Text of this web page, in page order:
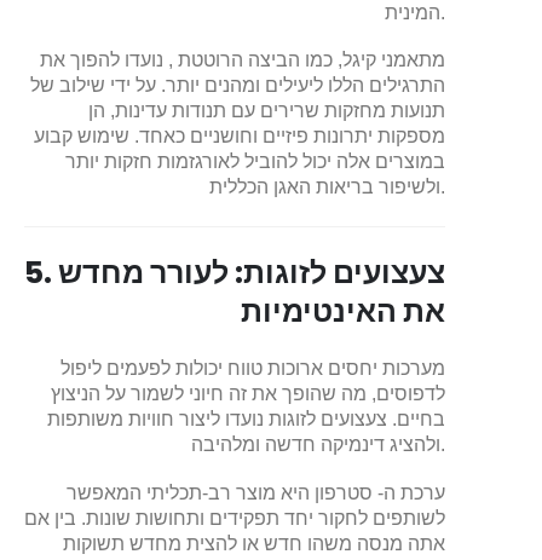
המינית.
מתאמני קיגל, כמו הביצה הרוטטת , נועדו להפוך את
התרגילים הללו ליעילים ומהנים יותר. על ידי שילוב של
תנועות מחזקות שרירים עם תנודות עדינות, הן
מספקות יתרונות פיזיים וחושניים כאחד. שימוש קבוע
במוצרים אלה יכול להוביל לאורגזמות חזקות יותר
ולשיפור בריאות האגן הכללית.
5. צעצועים לזוגות: לעורר מחדש
את האינטימיות
מערכות יחסים ארוכות טווח יכולות לפעמים ליפול
לדפוסים, מה שהופך את זה חיוני לשמור על הניצוץ
בחיים. צעצועים לזוגות נועדו ליצור חוויות משותפות
ולהציג דינמיקה חדשה ומלהיבה.
ערכת ה- סטרפון היא מוצר רב-תכליתי המאפשר
לשותפים לחקור יחד תפקידים ותחושות שונות. בין אם
אתה מנסה משהו חדש או להצית מחדש תשוקות